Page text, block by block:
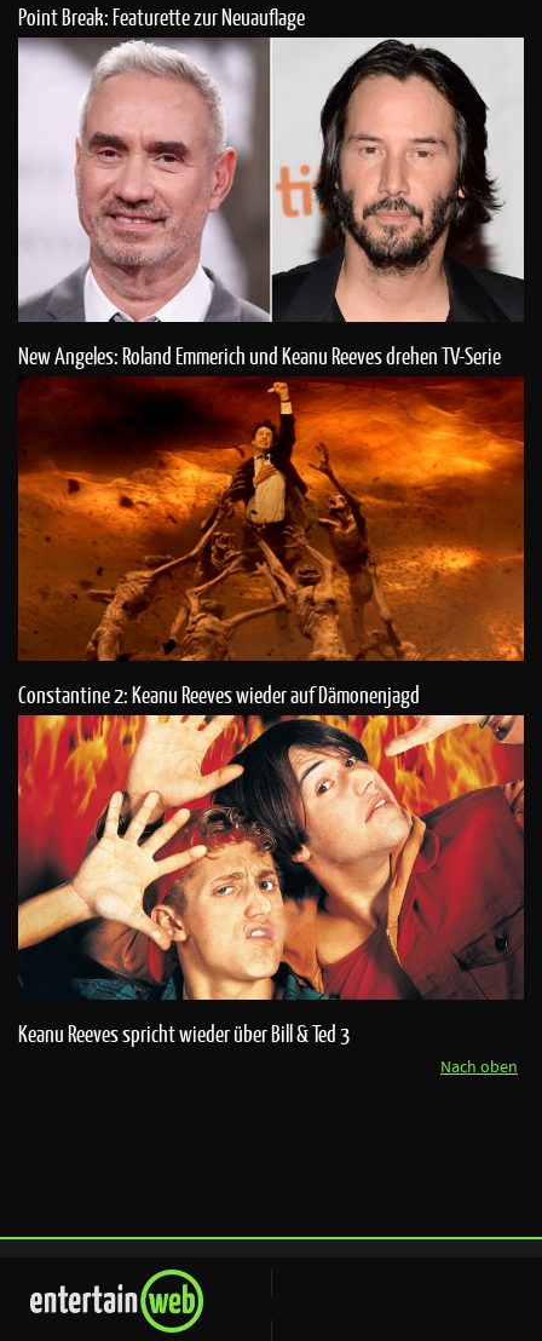
Point Break: Featurette zur Neuauflage
New Angeles: Roland Emmerich und Keanu Reeves drehen TV-Serie
Constantine 2: Keanu Reeves wieder auf Dämonenjagd
Keanu Reeves spricht wieder über Bill & Ted 3
Nach oben